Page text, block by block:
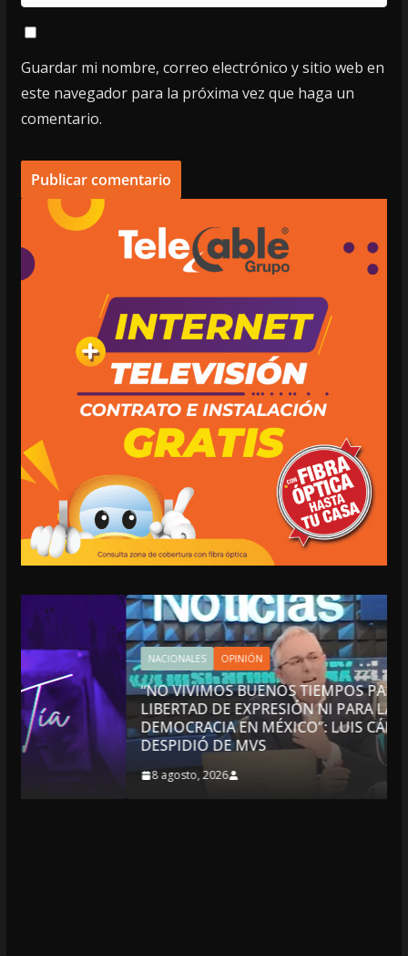
Guardar mi nombre, correo electrónico y sitio web en
este navegador para la próxima vez que haga un
comentario.
NACIONALES OPINIÓN
“NO VIVIMOS BUENOS TIEMPOS PARA LA
LIBERTAD DE EXPRESIÓN NI PARA LA
DEMOCRACIA EN MÉXICO”: LUIS CÁRDENAS; SE
DESPIDIÓ DE MVS
8 agosto, 2026